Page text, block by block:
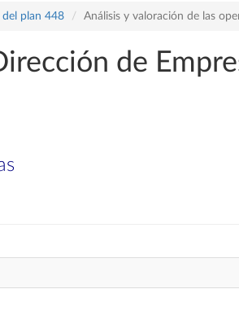
del plan 448 Análisis y valoración de las
de